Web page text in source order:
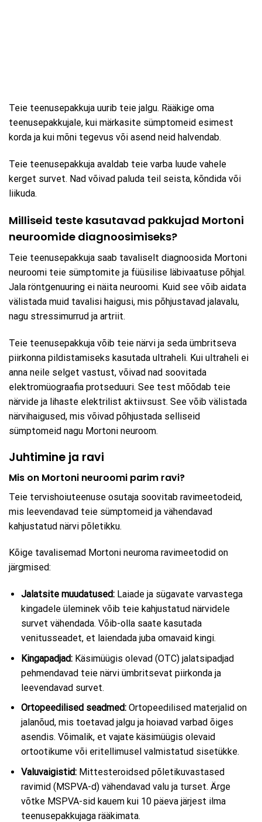
Teie teenusepakkuja uurib teie jalgu. Rääkige oma
teenusepakkujale, kui märkasite sümptomeid esimest
korda ja kui mõni tegevus või asend neid halvendab.
Teie teenusepakkuja avaldab teie varba luude vahele
kerget survet. Nad võivad paluda teil seista, kõndida või
liikuda.
Milliseid teste kasutavad pakkujad Mortoni
neuroomide diagnoosimiseks?
Teie teenusepakkuja saab tavaliselt diagnoosida Mortoni
neuroomi teie sümptomite ja füüsilise läbivaatuse põhjal.
Jala röntgenuuring ei näita neuroomi. Kuid see võib aidata
välistada muid tavalisi haigusi, mis põhjustavad jalavalu,
nagu stressimurrud ja artriit.
Teie teenusepakkuja võib teie närvi ja seda ümbritseva
piirkonna pildistamiseks kasutada ultraheli. Kui ultraheli ei
anna neile selget vastust, võivad nad soovitada
elektromüograafia protseduuri. See test mõõdab teie
närvide ja lihaste elektrilist aktiivsust. See võib välistada
närvihaigused, mis võivad põhjustada selliseid
sümptomeid nagu Mortoni neuroom.
Juhtimine ja ravi
Mis on Mortoni neuroomi parim ravi?
Teie tervishoiuteenuse osutaja soovitab ravimeetodeid,
mis leevendavad teie sümptomeid ja vähendavad
kahjustatud närvi põletikku.
Kõige tavalisemad Mortoni neuroma ravimeetodid on
järgmised:
Jalatsite muudatused:Laiade ja sügavate varvastega
kingadele üleminek võib teie kahjustatud närvidele
survet vähendada. Võib-olla saate kasutada
venitusseadet, et laiendada juba omavaid kingi.
Kingapadjad:Käsimüügis olevad (OTC) jalatsipadjad
pehmendavad teie närvi ümbritsevat piirkonda ja
leevendavad survet.
Ortopeedilised seadmed:Ortopeedilised materjalid on
jalanõud, mis toetavad jalgu ja hoiavad varbad õiges
asendis. Võimalik, et vajate käsimüügis olevaid
ortootikume või eritellimusel valmistatud sisetükke.
Valuvaigistid:Mittesteroidsed põletikuvastased
ravimid (MSPVA-d) vähendavad valu ja turset. Ärge
võtke MSPVA-sid kauem kui 10 päeva järjest ilma
teenusepakkujaga rääkimata.